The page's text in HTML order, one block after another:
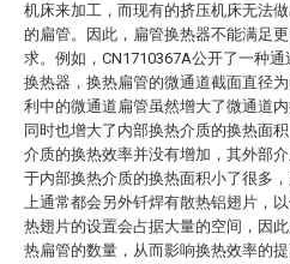
机床来加工，而现有的挤压机床无法
的扁管。因此，扁管换热器不能满足
求。例如，CN1710367A公开了一种
换热器，换热扁管的微通道截面直径
利中的微通道扁管虽然增大了微通道
同时也增大了内部换热介质的换热面
介质的换热效率并没有增加，其外部
于内部换热介质的换热面积小了很多
上通常都会另外钎焊有散热铝翅片，
热翅片的设置会占据大量的空间，因
热扁管的数量，从而影响换热效率的